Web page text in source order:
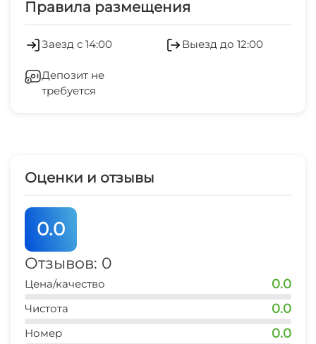
презентаций
Лифт
Камера хранения
Сейф
Отопление
Правила размещения
Заезд с 14:00 Выезд до 12:00
Депозит не
требуется
Оценки и отзывы
0.0
Отзывов: 0
Цена/качество 0.0
Чистота 0.0
Номер 0.0